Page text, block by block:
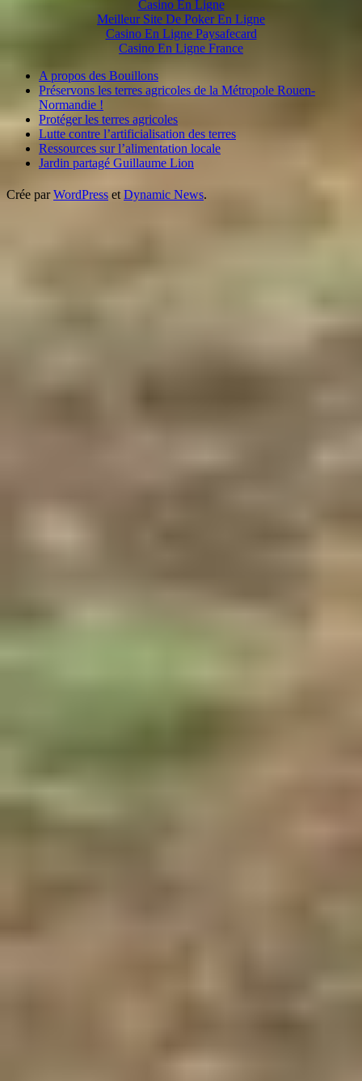
Casino En Ligne
Meilleur Site De Poker En Ligne
Casino En Ligne Paysafecard
Casino En Ligne France
A propos des Bouillons
Préservons les terres agricoles de la Métropole Rouen-
Normandie !
Protéger les terres agricoles
Lutte contre l’artificialisation des terres
Ressources sur l’alimentation locale
Jardin partagé Guillaume Lion
Crée parWordPress et Dynamic News.